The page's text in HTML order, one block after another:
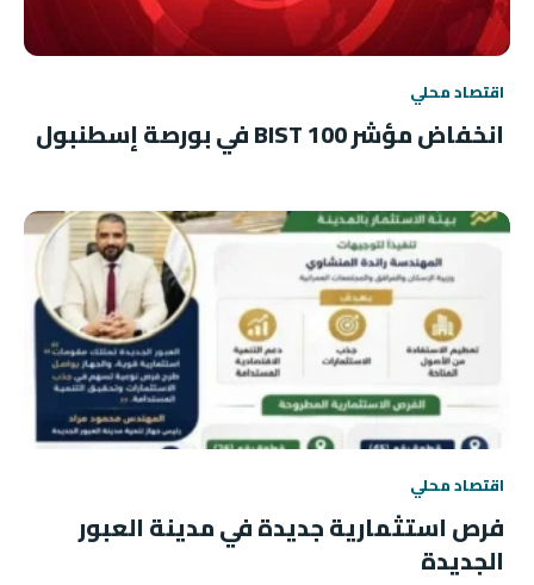
اقتصاد محلي
انخفاض مؤشر BIST 100 في بورصة إسطنبول
اقتصاد محلي
فرص استثمارية جديدة في مدينة العبور
الجديدة